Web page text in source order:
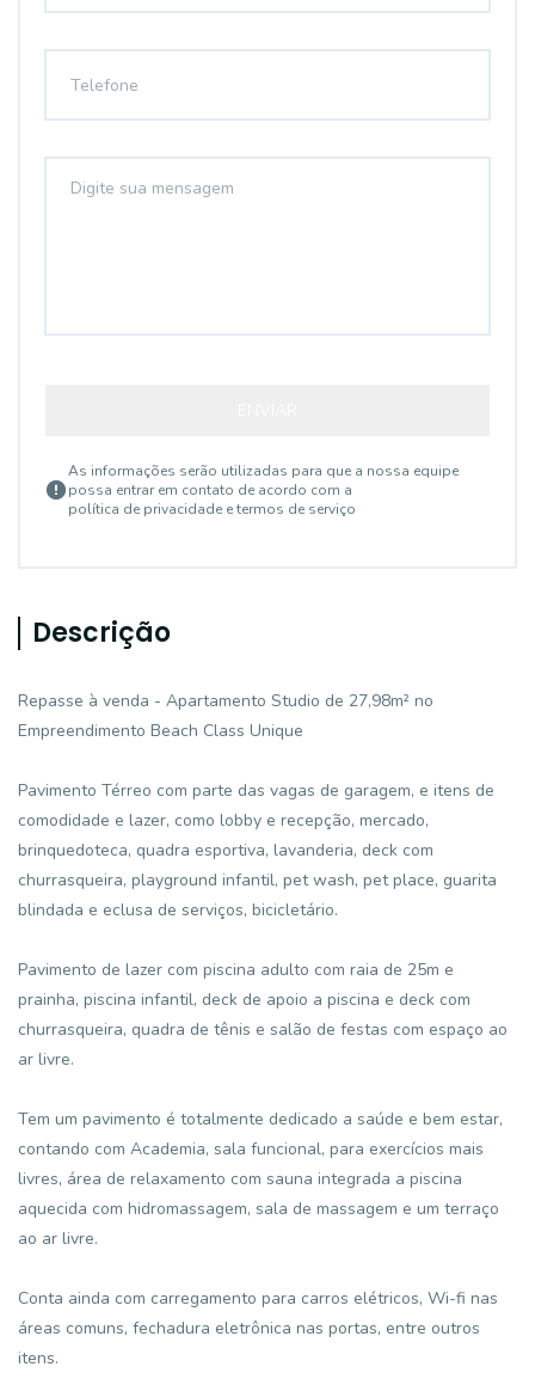
As informações serão utilizadas para que a nossa equipe
possa entrar em contato de acordo com a
política de privacidade e termos de serviço
Descrição
Repasse à venda - Apartamento Studio de 27,98m² no
Empreendimento Beach Class Unique
Pavimento Térreo com parte das vagas de garagem, e itens de
comodidade e lazer, como lobby e recepção, mercado,
brinquedoteca, quadra esportiva, lavanderia, deck com
churrasqueira, playground infantil, pet wash, pet place, guarita
blindada e eclusa de serviços, bicicletário.
Pavimento de lazer com piscina adulto com raia de 25m e
prainha, piscina infantil, deck de apoio a piscina e deck com
churrasqueira, quadra de tênis e salão de festas com espaço ao
ar livre.
Tem um pavimento é totalmente dedicado a saúde e bem estar,
contando com Academia, sala funcional, para exercícios mais
livres, área de relaxamento com sauna integrada a piscina
aquecida com hidromassagem, sala de massagem e um terraço
ao ar livre.
Conta ainda com carregamento para carros elétricos, Wi-fi nas
áreas comuns, fechadura eletrônica nas portas, entre outros
itens.